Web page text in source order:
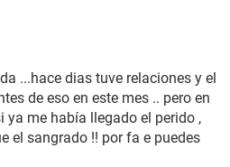
...hace dias tuve relaciones y el
de eso en este mes .. pero en
ya me había llegado el perido ,
el sangrado !! por fa e puedes